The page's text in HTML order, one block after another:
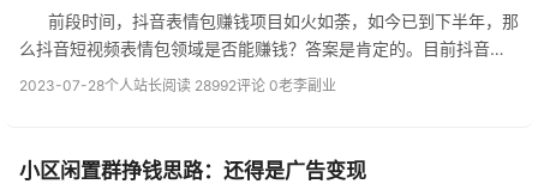
前段时间，抖音表情包赚钱项目如火如荼，如今已到下半年，那
么抖音短视频表情包领域是否能赚钱？答案是肯定的。目前抖音表
情包广告赚钱的几种方式如下： 1、第一板块是广告收入，即在
2023-07-28个人站长阅读 28992评论 0老李副业
小区闲置群挣钱思路：还得是广告变现